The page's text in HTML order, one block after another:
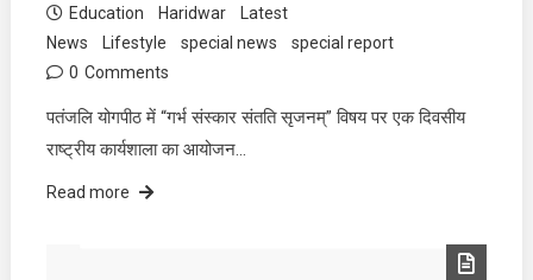
Education
Haridwar
Latest
News
Lifestyle special news
special report
0 Comments
पतंजलि योगपीठ में “गर्भ संस्कार संतति सृजनम्” विषय पर एक दिवसीय
राष्ट्रीय कार्यशाला का आयोजन…
Read more